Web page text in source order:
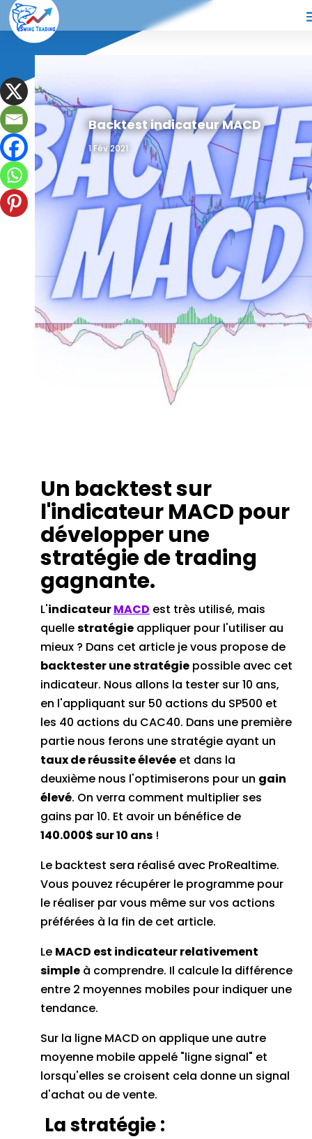
Backtest indicateur MACD
1 Fév 2021
Un backtest sur
l'indicateur MACD pour
développer une
stratégie de trading
gagnante.
L'indicateurMACD est très utilisé, mais
quellestratégieappliquer pour l'utiliser au
mieux ? Dans cet article je vous propose de
backtester une stratégiepossible avec cet
indicateur. Nous allons la tester sur 10 ans,
en l'appliquant sur 50 actions du SP500 et
les 40 actions du CAC40. Dans une première
partie nous ferons une stratégie ayant un
taux de réussite élevéeet dans la
deuxième nous l'optimiserons pour un gain
élevé. On verra comment multiplier ses
gains par 10. Et avoir un bénéfice de
140.000$ sur 10 ans!
Le backtest sera réalisé avec ProRealtime.
Vous pouvez récupérer le programme pour
le réaliser par vous même sur vos actions
préférées à la fin de cet article.
Le MACD est indicateur relativement
simpleà comprendre. Il calcule la différence
entre 2 moyennes mobiles pour indiquer une
tendance.
Sur la ligne MACD on applique une autre
moyenne mobile appelé "ligne signal" et
lorsqu'elles se croisent cela donne un signal
d'achat ou de vente.
La stratégie :